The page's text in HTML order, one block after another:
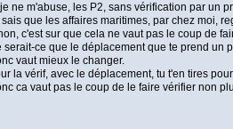
ne m'abuse, les P2, sans vérification par un
que les affaires maritimes, par chez moi,
c'est sur que cela ne vaut pas le coup de
serait-ce que le déplacement que te prend un
vaut mieux le changer.
la vérif, avec le déplacement, tu t'en tires
ca vaut pas le coup de le faire vérifier non